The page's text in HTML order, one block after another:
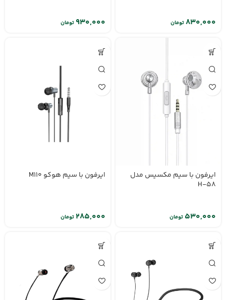
تومان تومان
ایرفون با سیم مکسیس مدل
H-58
تومان
ایرفون با سیم هوکو M110
تومان